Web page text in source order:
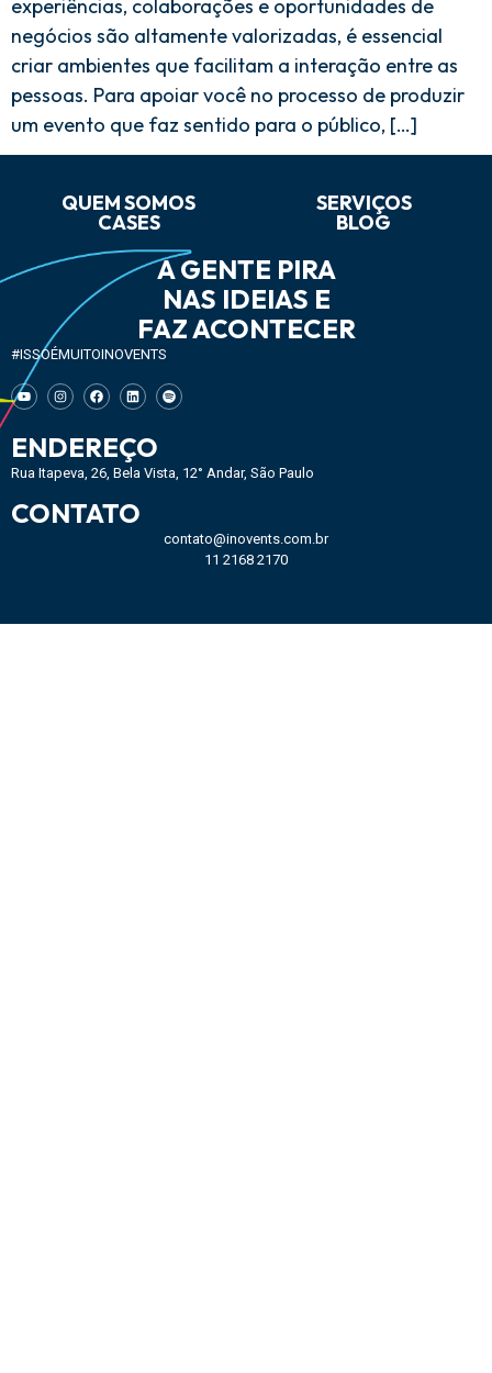
experiências, colaborações e oportunidades de
negócios são altamente valorizadas, é essencial
criar ambientes que facilitam a interação entre as
pessoas. Para apoiar você no processo de produzir
um evento que faz sentido para o público, […]
QUEM SOMOS SERVIÇOS
CASES BLOG
A GENTE PIRA
NAS IDEIAS E
FAZ ACONTECER
#ISSOÉMUITOINOVENTS
ENDEREÇO
Rua Itapeva, 26, Bela Vista, 12° Andar, São Paulo
CONTATO
contato@inovents.com.br
11 2168 2170